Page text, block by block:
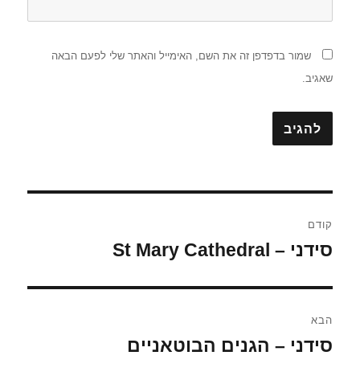
שמור בדפדפן זה את השם, האימייל והאתר שלי לפעם הבאה
שאגיב.
קודם
הפוסט
סידני – St Mary Cathedral
הבא
הפוסט
סידני – הגנים הבוטאניים